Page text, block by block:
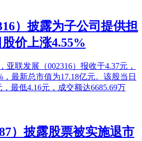
）披露为子公司提供担
价上涨4.55%
亚联发展（002316）报收于4.37元，
最新总市值为17.18亿元。该股当日
最低4.16元，成交额达6685.69万
）披露股票被实施退市